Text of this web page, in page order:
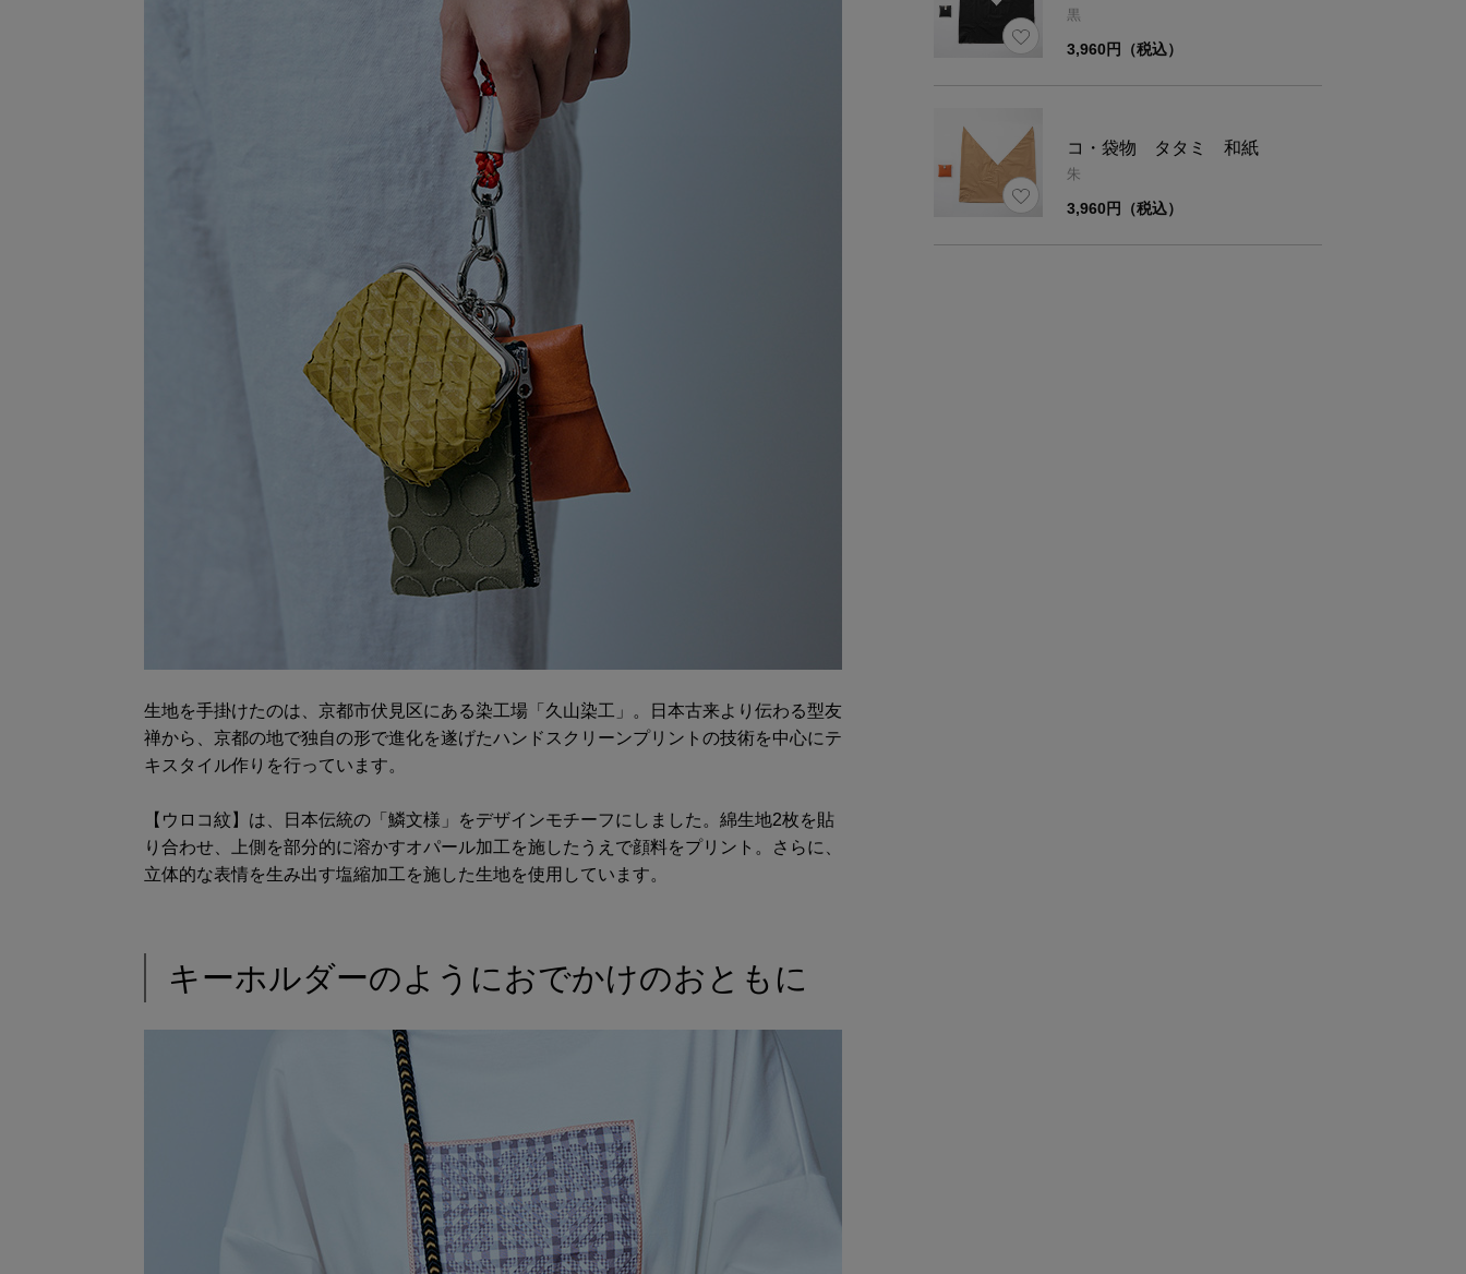
生地を手掛けたのは、京都市伏見区にある染工場「久山染工」。日本古来より伝わる型友
禅から、京都の地で独自の形で進化を遂げたハンドスクリーンプリントの技術を中心にテ
キスタイル作りを行っています。
【ウロコ紋】は、日本伝統の「鱗文様」をデザインモチーフにしました。綿生地2枚を貼
り合わせ、上側を部分的に溶かすオパール加工を施したうえで顔料をプリント。さらに、
立体的な表情を生み出す塩縮加工を施した生地を使用しています。
キーホルダーのようにおでかけのおともに
黒
3,960円（税込）
コ・袋物 タタミ 和紙
朱
3,960円（税込）